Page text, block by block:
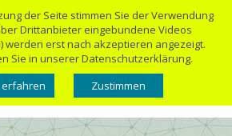
der Seite stimmen Sie der Verwendung
Drittanbieter eingebundene Videos
werden erst nach akzeptieren angezeigt.
Sie in unserer Datenschutzerklärung.
Zustimmen